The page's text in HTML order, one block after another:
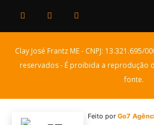
Clay José Frantz ME - CNPJ:
reservados - É proibida a reprodução
fonte.
Feito porGo7